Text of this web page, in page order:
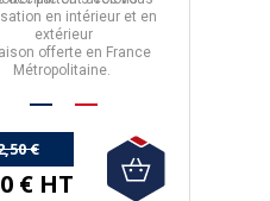
en intérieur et en
extérieur
offerte en France
Métropolitaine.
€
€ HT